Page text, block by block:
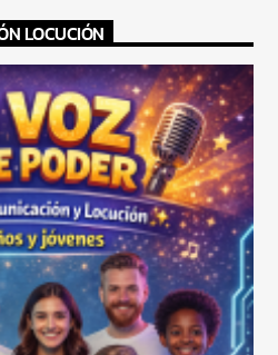
LOCUCIÓN